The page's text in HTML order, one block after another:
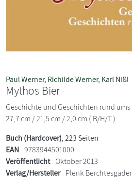
Paul Werner, Richilde Werner, Karl Nißl
Mythos Bier
Geschichte und Geschichten rund
27,7 cm / 21,5 cm / 2,0 cm ( B/H/T )
Buch (Hardcover), 223 Seiten
EAN 9783944501000
Veröffentlicht Oktober 2013
Verlag/Hersteller Plenk